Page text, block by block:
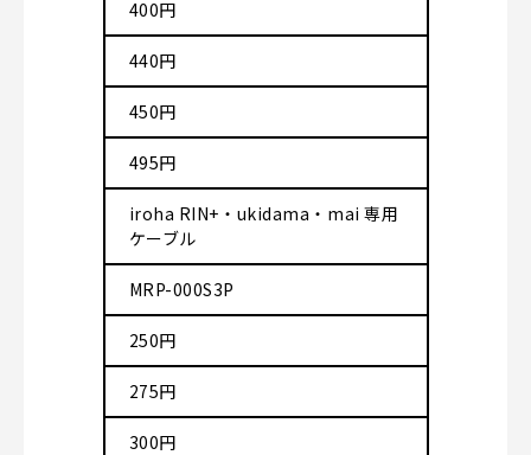
400円
440円
450円
495円
iroha RIN+・ukidama・mai 専用
ケーブル
MRP-000S3P
250円
275円
300円